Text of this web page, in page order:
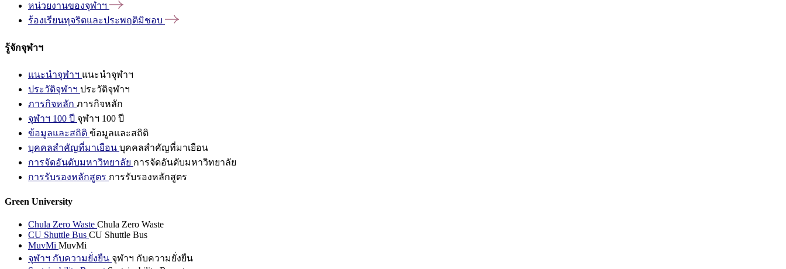
หน่วยงานของจุฬาฯ
ร้องเรียนทุจริตและประพฤติมิชอบ
รู้จักจุฬาฯ
แนะนำจุฬาฯ แนะนำจุฬาฯ
ประวัติจุฬาฯ ประวัติจุฬาฯ
ภารกิจหลัก ภารกิจหลัก
จุฬาฯ 100 ปี จุฬาฯ 100 ปี
ข้อมูลและสถิติ ข้อมูลและสถิติ
บุคคลสำคัญที่มาเยือน บุคคลสำคัญที่มาเยือน
การจัดอันดับมหาวิทยาลัย การจัดอันดับมหาวิทยาลัย
การรับรองหลักสูตร การรับรองหลักสูตร
Green University
Chula Zero Waste Chula Zero Waste
CU Shuttle Bus CU Shuttle Bus
MuvMi MuvMi
จุฬาฯ กับความยั่งยืน จุฬาฯ กับความยั่งยืน